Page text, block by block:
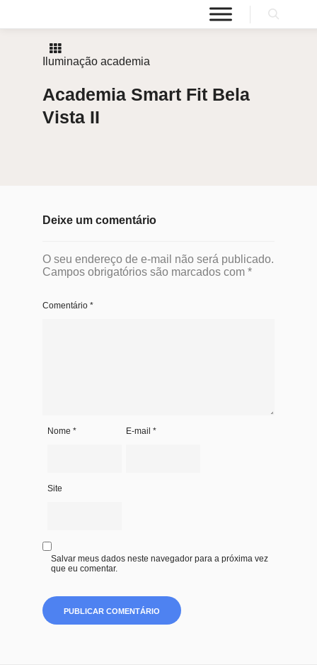
Iluminação academia
Academia Smart Fit Bela
Vista II
Deixe um comentário
O seu endereço de e-mail não será publicado.
Campos obrigatórios são marcados com *
Comentário *
Nome * E-mail*
Site
Salvar meus dados neste navegador para a próxima vez
que eu comentar.